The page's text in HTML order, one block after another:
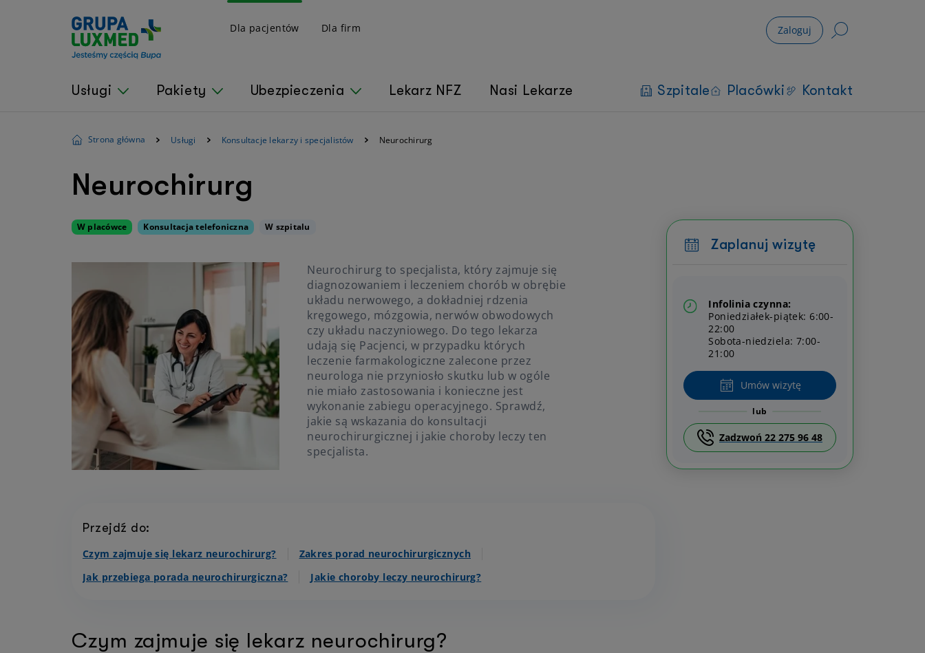
Dla pacjentów Dla firm Zaloguj
Usługi Pakiety Ubezpieczenia Lekarz NFZ Nasi Lekarze Szpitale Placówki Kontakt
Strona główna Usługi Konsultacje lekarzy i specjalistów Neurochirurg
Neurochirurg
W placówce Konsultacja telefoniczna W szpitalu
Neurochirurg to specjalista, który zajmuje się
diagnozowaniem i leczeniem chorób w obrębie
układu nerwowego, a dokładniej rdzenia
kręgowego, mózgowia, nerwów obwodowych
czy układu naczyniowego. Do tego lekarza
udają się Pacjenci, w przypadku których
leczenie farmakologiczne zalecone przez
neurologa nie przyniosło skutku lub w ogóle
nie miało zastosowania i konieczne jest
wykonanie zabiegu operacyjnego. Sprawdź,
jakie są wskazania do konsultacji
neurochirurgicznej i jakie choroby leczy ten
specjalista.
Przejdź do:
Czym zajmuje się lekarz neurochirurg?
Zakres porad neurochirurgicznych
Jak przebiega porada neurochirurgiczna?
Jakie choroby leczy neurochirurg?
Czym zajmuje się lekarz neurochirurg?
Zaplanuj wizytę
Infolinia czynna:
Poniedziałek-piątek: 6:00-
22:00
Sobota-niedziela: 7:00-
21:00
Umów wizytę
lub
Zadzwoń 22 275 96 48